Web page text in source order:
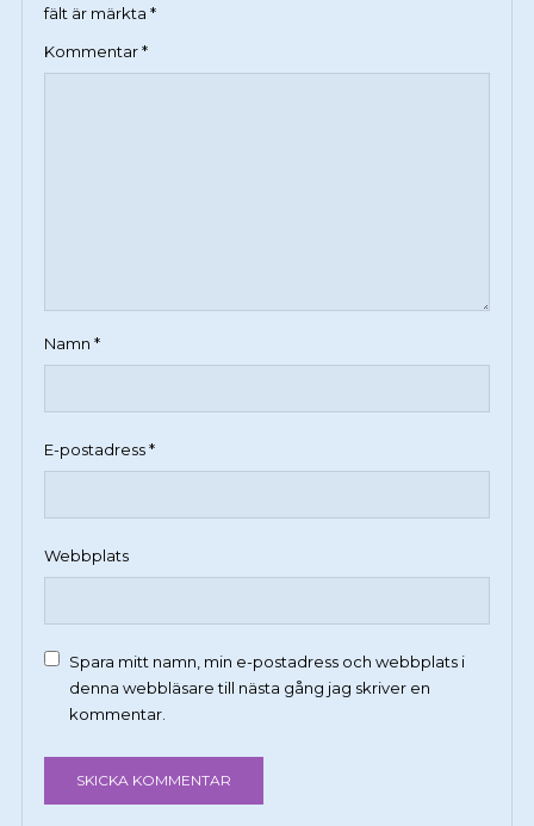
fält är märkta *
Kommentar*
Namn *
E-postadress*
Webbplats
Spara mitt namn, min e-postadress och webbplats i
denna webbläsare till nästa gång jag skriver en
kommentar.